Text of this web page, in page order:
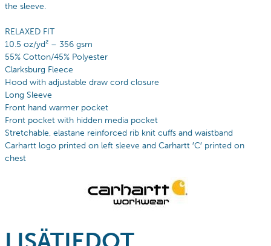
the sleeve.
RELAXED FIT
10.5 oz/yd² – 356 gsm
55% Cotton/45% Polyester
Clarksburg Fleece
Hood with adjustable draw cord closure
Long Sleeve
Front hand warmer pocket
Front pocket with hidden media pocket
Stretchable, elastane reinforced rib knit cuffs and waistband
Carhartt logo printed on left sleeve and Carhartt ′C′ printed on
chest